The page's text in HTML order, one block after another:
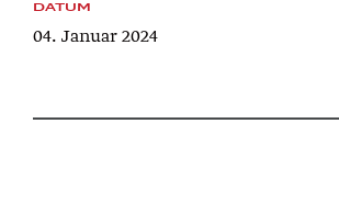
DATUM
04. Januar 2024